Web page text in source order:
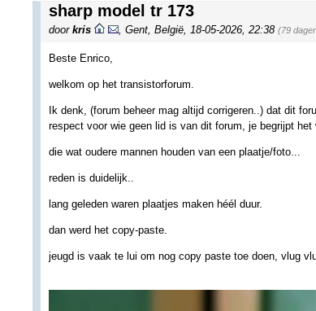
sharp model tr 173
door kris Gent, België 18-05-2026, 22:38 (79
Beste Enrico,
welkom op het transistorforum.
Ik denk, (forum beheer mag altijd corrigeren..) dat dit
respect voor wie geen lid is van dit forum, je begrijpt het
die wat oudere mannen houden van een plaatje/foto...
reden is duidelijk..
lang geleden waren plaatjes maken héél duur.
dan werd het copy-paste.
jeugd is vaak te lui om nog copy paste toe doen, vlug